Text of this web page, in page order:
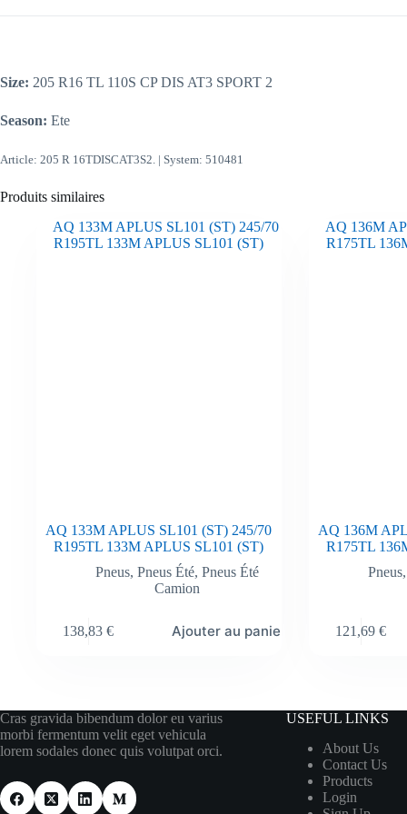
Size: 205 R16 TL 110S CP DIS AT3 SPORT 2
Season: Ete
Article: 205 R 16TDISCAT3S2. | System: 510481
Produits similaires
AQ 133M APLUS SL101 (ST) 245/70
R195TL 133M APLUS SL101 (ST)
Pneus, Pneus Été, Pneus Été
Camion
138,83€ Ajouter au panier
AQ 136M
R175TL
Pneus
121,69€
Cras gravida bibendum dolor eu varius
morbi fermentum velit eget vehicula
lorem sodales donec quis volutpat orci.
USEFUL LINKS
About Us
Contact Us
Products
Login